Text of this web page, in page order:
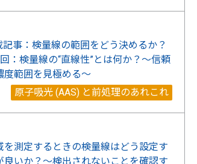
記事：検量線の範囲をどう決めるか？
：検量線の“直線性”とは何か？〜信頼
度範囲を見極める〜
原子吸光 (AAS) と前処理のあれこれ
を測定するときの検量線はどう設定す
良いか？～検出されないことを確認す